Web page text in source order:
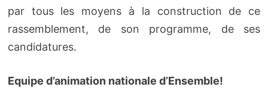
par tous les moyens à la construction de ce
rassemblement, de son programme, de ses
candidatures.
Equipe d’animation nationale d’Ensemble!